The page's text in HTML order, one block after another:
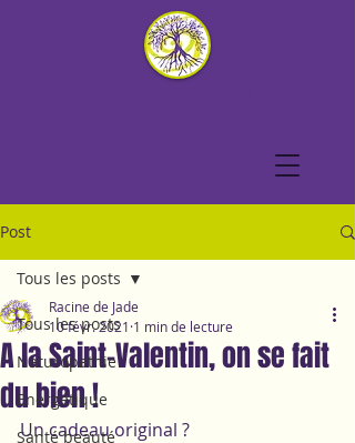
Post
Tous les posts
Naturopathie
Energétique
Santé beauté
Tous les posts
A la Saint-Valentin, on se fait
du bien !
Racine de Jade
10 févr. 2021 1 min de lecture
Un cadeau original ?